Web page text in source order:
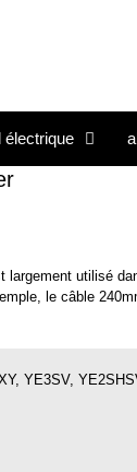
électrique
largement utilisé
le câble
YE3SV,